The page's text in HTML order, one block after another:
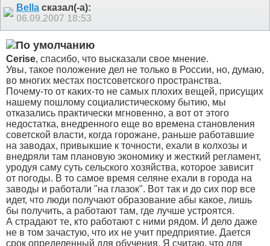
Bella сказал(-а):
06.09.2007 18:53
Cerise, спасибо, что высказали свое мнение.
Увы, такое положение дел не только в России, но, думаю,
во многих местах постсоветского пространства.
Почему-то от каких-то не самых плохих вещей, присущих
нашему пошлому социалистическому бытию, мы
отказались практически мгновенно, а вот от этого
недостатка, внедренного еще во времена становления
советской власти, когда горожане, раньше работавшие
на заводах, привыкшие к точности, ехали в колхозы и
внедряли там плановую экономику и жесткий регламент,
уродуя саму суть сельского хозяйства, которое зависит
от погоды. В то самое время селяне ехали в города на
заводы и работали "на глазок". Вот так и до сих пор все
идет, что люди получают образование абы какое, лишь
бы получить, а работают там, где лучше устроятся.
А страдают те, кто работают с ними рядом. И дело даже
не в том зачастую, что их не учит предприятие. Дается
срок определенный для обучения. Я считаю, что для